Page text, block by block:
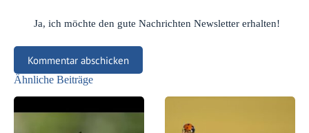
Ja, ich möchte den gute Nachrichten Newsletter erhalten!
Kommentar abschicken
Ähnliche Beiträge